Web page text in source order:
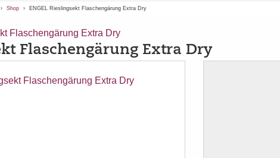
Shop ENGEL Rieslingsekt Flaschengärung Extra Dry
Flaschengärung Extra Dry
Flaschengärung Extra Dry